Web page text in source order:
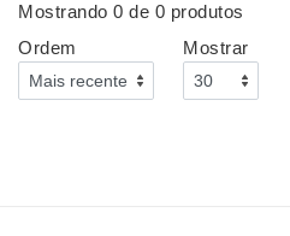
Mostrando 0 de 0 produtos
Ordem
Mostrar